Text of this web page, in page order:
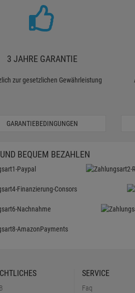
3 JAHRE GARANTIE
zur gesetzlichen Gewährleistung
GARANTIEBEDINGUNGEN
BEQUEM BEZAHLEN
SERVICE
Faq